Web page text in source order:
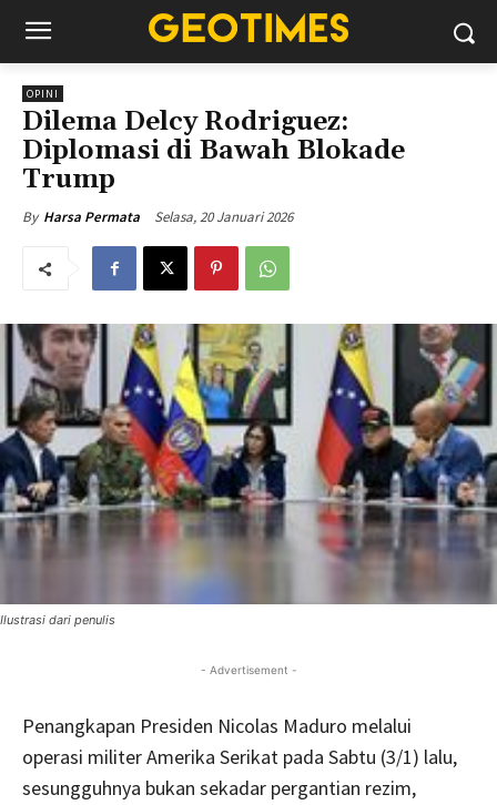
OPINI
Dilema Delcy Rodriguez:
Diplomasi di Bawah Blokade
Trump
By Harsa Permata Selasa, 20 Januari 2026
Ilustrasi dari penulis
- Advertisement -
Penangkapan Presiden Nicolas Maduro melalui
operasi militer Amerika Serikat pada Sabtu (3/1) lalu,
sesungguhnya bukan sekadar pergantian rezim,